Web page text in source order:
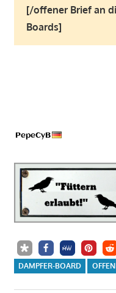
[/offener Brief an
Boards]
DAMPFER-BOARD